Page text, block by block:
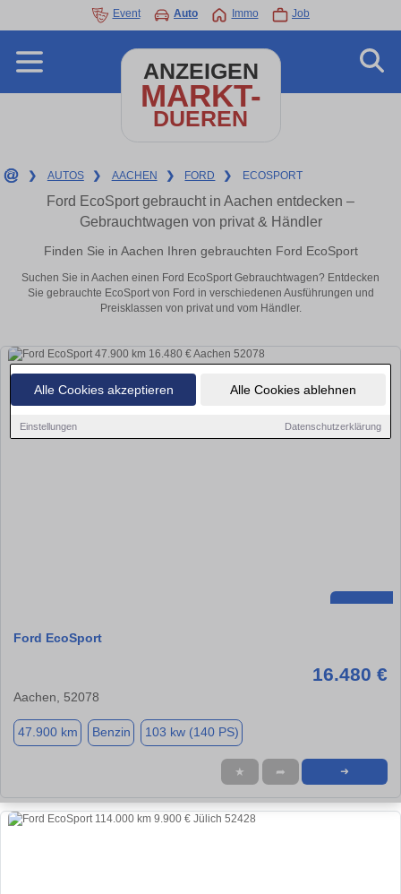
Alle Cookies akzeptieren Alle Cookies ablehnen
Einstellungen Datenschutzerklärung
Event Auto Immo Job
ANZEIGEN
MARKT-
DUEREN
❯ AUTOS ❯ AACHEN ❯ FORD ❯ ECOSPORT
Ford EcoSport gebraucht in Aachen entdecken –
Gebrauchtwagen von privat & Händler
Finden Sie in Aachen Ihren gebrauchten Ford EcoSport
Suchen Sie in Aachen einen Ford EcoSport Gebrauchtwagen? Entdecken
Sie gebrauchte EcoSport von Ford in verschiedenen Ausführungen und
Preisklassen von privat und vom Händler.
Ford EcoSport
16.480 €
Aachen, 52078
47.900 km Benzin 103 kw (140 PS)
★ ➦ ➜